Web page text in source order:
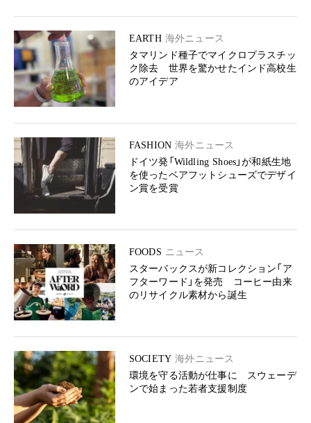
EARTH 海外ニュース
タマリンド種子でマイクロプラスチッ
ク除去 世界を驚かせたインド高校生
のアイデア
FASHION 海外ニュース
ドイツ発「Wildling Shoes」が和紙生地
を使ったベアフットシューズでデザイ
ン賞を受賞
FOODS ニュース
スターバックスが新コレクション「ア
フターワード」を発売 コーヒー由来
のリサイクル素材から誕生
SOCIETY 海外ニュース
環境を守る活動が仕事に スウェーデ
ンで始まった若者支援制度